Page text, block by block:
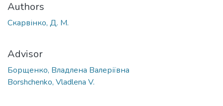
Authors
Скарвінко, Д. М.
Advisor
Борщенко, Владлена Валеріївна
Borshchenko, Vladlena V.